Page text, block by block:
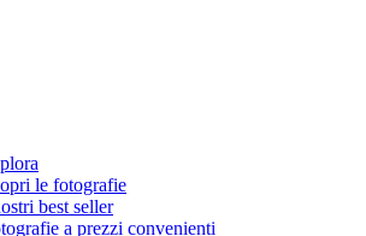
le fotografie
best seller
a prezzi convenienti